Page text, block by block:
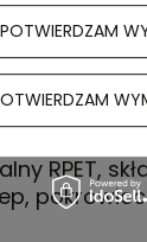
RPET,
POTWIERDZAM